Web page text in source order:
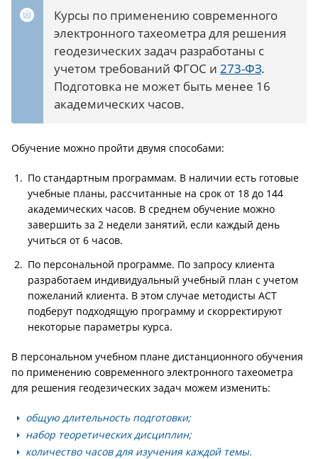
Курсы по применению современного
электронного тахеометра для решения
геодезических задач разработаны с
учетом требований ФГОС и 273-ФЗ.
Подготовка не может быть менее 16
академических часов.
Обучение можно пройти двумя способами:
По стандартным программам. В наличии есть готовые
учебные планы, рассчитанные на срок от 18 до 144
академических часов. В среднем обучение можно
завершить за 2 недели занятий, если каждый день
учиться от 6 часов.
По персональной программе. По запросу клиента
разработаем индивидуальный учебный план с учетом
пожеланий клиента. В этом случае методисты АСТ
подберут подходящую программу и скорректируют
некоторые параметры курса.
В персональном учебном плане дистанционного обучения
по применению современного электронного тахеометра
для решения геодезических задач можем изменить:
общую длительность подготовки;
набор теоретических дисциплин;
количество часов для изучения каждой темы.